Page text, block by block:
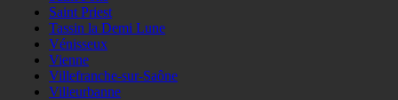
Saint Priest
Tassin la Demi Lune
Vénisseux
Vienne
Villefranche-sur-Saône
Villeurbanne